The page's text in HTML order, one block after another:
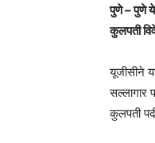
पुणे – पुणे
कुलपती
यूजीसीने
सल्लागार
कुलपती